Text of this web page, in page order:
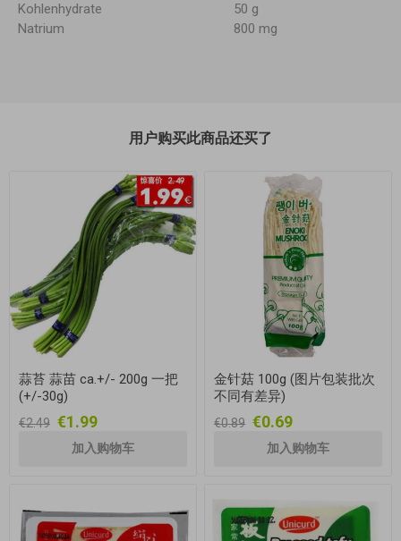
Kohlenhydrate
50 g
Natrium
800 mg
用户购买此商品还买了
蒜苔 蒜苗 ca.+/- 200g 一把
(+/-30g)
€2.49 €1.99
金针菇 100g (图片包装批次
不同有差异)
€0.89 €0.69